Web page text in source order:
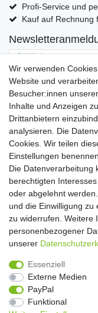
Profi-Service und
Kauf auf Rechnung
E-MAIL **
Hiermit bestätige ich, dass
Einwilligung kann ich
Widerrufs­recht
Wir verwenden
Website und
Besucher:innen
Inhalte und Anzeigen
Drittanbietern
analysieren. Die
Cookies. Wir teilen
Einstellungen benennen.
Die Datenverarbeitung
berechtigten
oder abgelehnt
und die Einwilligung
zu widerrufen. Weitere
personenbezogener
unserer
Essenziell
Externe Medien
PayPal
Funktional
Copyright 2016 |
Angebote gelten